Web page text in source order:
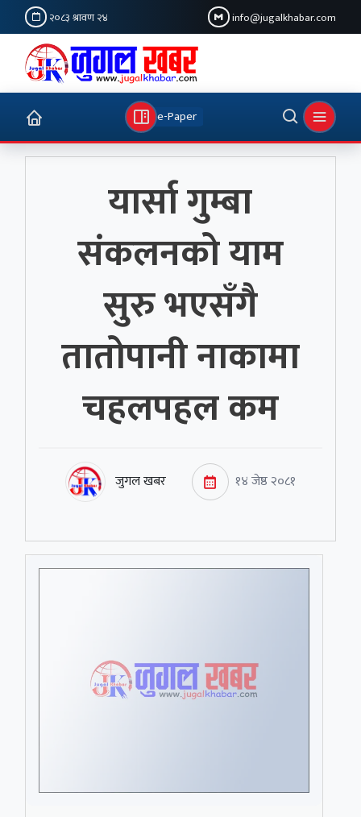
२०८३ श्रावण २४ info@jugalkhabar.com
e-Paper
यार्सा गुम्बा
संकलनको याम
सुरु भएसँगै
तातोपानी नाकामा
चहलपहल कम
जुगल खबर १४ जेष्ठ २०८१